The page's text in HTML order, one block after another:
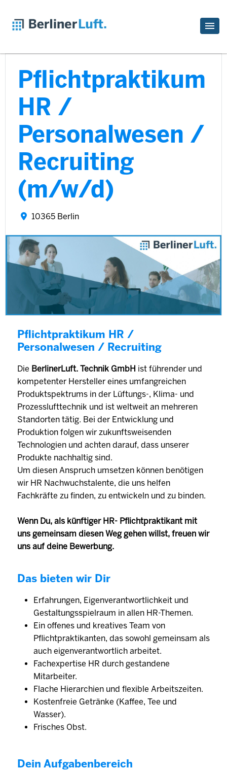
Pflichtpraktikum
HR /
Personalwesen /
Recruiting
(m/w/d)
10365 Berlin
Pflichtpraktikum HR /
Personalwesen / Recruiting
Die BerlinerLuft. Technik GmbH ist führender und
kompetenter Hersteller eines umfangreichen
Produktspektrums in der Lüftungs-, Klima- und
Prozesslufttechnik und ist weltweit an mehreren
Standorten tätig. Bei der Entwicklung und
Produktion folgen wir zukunftsweisenden
Technologien und achten darauf, dass unserer
Produkte nachhaltig sind.
Um diesen Anspruch umsetzen können benötigen
wir HR Nachwuchstalente, die uns helfen
Fachkräfte zu finden, zu entwickeln und zu binden.
Wenn Du, als künftiger HR- Pflichtpraktikant mit
uns gemeinsam diesen Weg gehen willst, freuen wir
uns auf deine Bewerbung.
Das bieten wir Dir
Erfahrungen, Eigenverantwortlichkeit und
Gestaltungsspielraum in allen HR-Themen.
Ein offenes und kreatives Team von
Pflichtpraktikanten, das sowohl gemeinsam als
auch eigenverantwortlich arbeitet.
Fachexpertise HR durch gestandene
Mitarbeiter.
Flache Hierarchien und flexible Arbeitszeiten.
Kostenfreie Getränke (Kaffee, Tee und
Wasser).
Frisches Obst.
Dein Aufgabenbereich